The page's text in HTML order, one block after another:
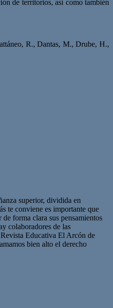
de territorios, así como también
R., Dantas, M., Drube, H.,
superior, dividida en
te conviene es importante que
forma clara sus pensamientos
colaboradores de las
Educativa El Arcón de
bien alto el derecho